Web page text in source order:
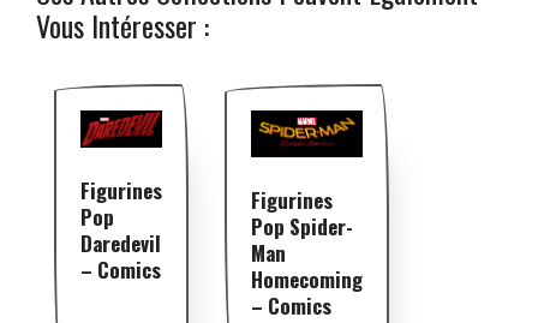
Vous Intéresser :
Figurines
Pop
Daredevil
– Comics
Figurines
Pop Spider-
Man
Homecoming
– Comics